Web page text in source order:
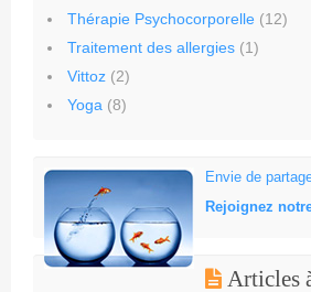
Thérapie Psychocorporelle (12)
Traitement des allergies (1)
Vittoz (2)
Yoga (8)
Envie de
Rejoignez
Articles